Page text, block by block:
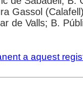
Gassol
de Valls; B.
a aquest